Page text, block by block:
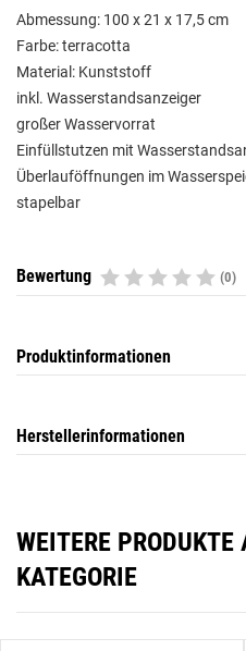
Abmessung: 100 x 21 x 17,5 cm
Farbe: terracotta
Material: Kunststoff
inkl. Wasserstandsanzeiger
großer Wasservorrat
Einfüllstutzen mit
Überlauföffnungen im
stapelbar
Bewertung (0)
Produktinformationen
Herstellerinformationen
WEITERE PRODUKTE
KATEGORIE